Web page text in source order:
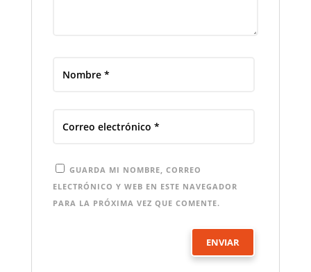
GUARDA MI NOMBRE, CORREO
ELECTRÓNICO Y WEB EN ESTE NAVEGADOR
PARA LA PRÓXIMA VEZ QUE COMENTE.